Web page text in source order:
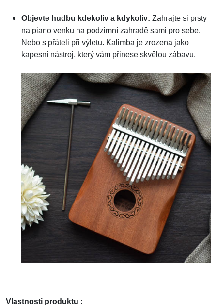
Objevte hudbu kdekoliv a kdykoliv: Zahrajte si prsty
na piano venku na podzimní zahradě sami pro sebe.
Nebo s přáteli při výletu. Kalimba je zrozena jako
kapesní nástroj, který vám přinese skvělou zábavu.
Vlastnosti produktu :